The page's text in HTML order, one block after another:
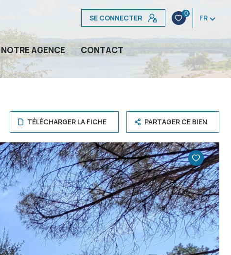
SE CONNECTER 0 FR
NOTRE AGENCE CONTACT
TÉLÉCHARGER LA FICHE PARTAGER CE BIEN